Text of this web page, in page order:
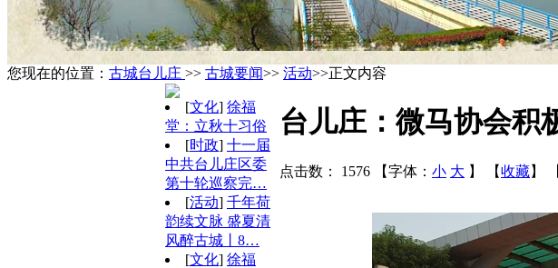
您现在的位置： 古城台儿庄 >> 古城要闻>> 活动>>正文内容
[文化] 徐福
堂：立秋十习俗
[时政] 十一届
中共台儿庄区委
第十轮巡察完…
[活动] 千年荷
韵续文脉 盛夏清
风醉古城丨8…
[文化] 徐福
台儿庄：微马协会积
点击数： 1576 【字体： 小 大 】 【收藏】